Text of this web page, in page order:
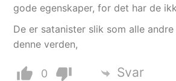
gode egenskaper, for det har de
De er satanister slik som alle
denne verden,
0 Svar